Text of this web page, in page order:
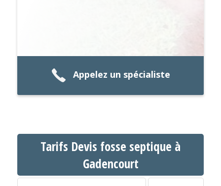
Appelez un spécialiste
Tarifs Devis fosse septique à
Gadencourt